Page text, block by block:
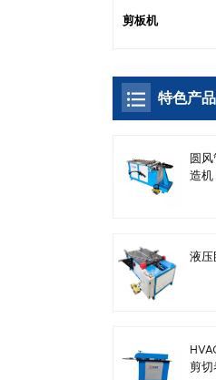
剪板机
特色产品
圆
造机
液压
剪切